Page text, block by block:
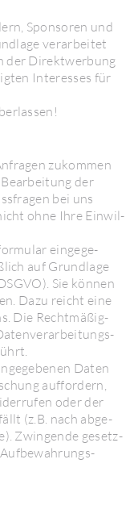
Spon­soren und
verar­beitet
der Direkt­wer­bung
Inter­esses für
zukommen
der
bei uns
ohne Ihre Einwil­
einge­ge­
auf Grund­lage
Sie können
Dazu reicht eine
Die Recht­mä­ßig­
Daten
auffor­dern,
oder der
(z.B. nach abge­
Zwin­gende gesetz­